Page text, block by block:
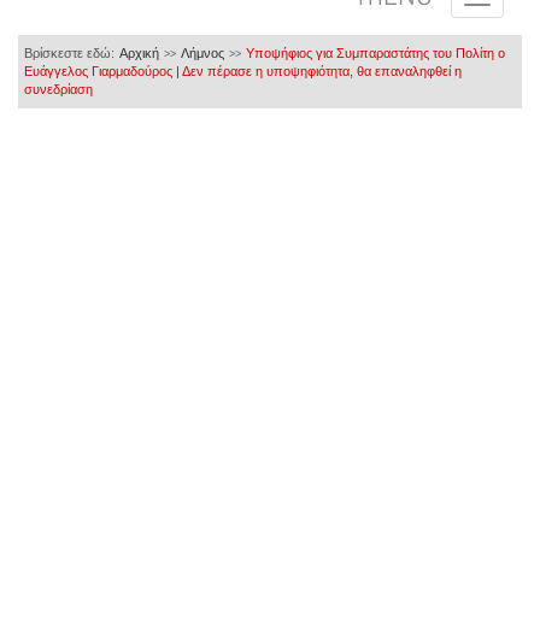
Βρίσκεστε εδώ: Αρχική >> Λήμνος >> Υποψήφιος για Συμπαραστάτης του Πολίτη ο
Ευάγγελος Γιαρμαδούρος | Δεν πέρασε η υποψηφιότητα, θα επαναληφθεί η
συνεδρίαση